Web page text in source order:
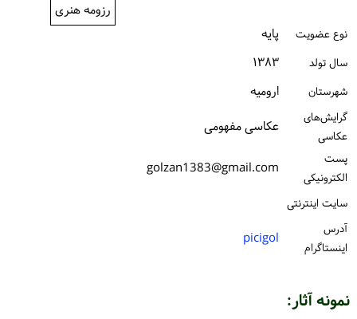
رزومه هنری
نوع عضویت پایه
سال تولد ۱۳۸۳
شهرستان ارومیه
گرایش‌های
عکاسی
عکاسی مفهومی
پست
الكترونیكی
golzan1383@gmail.com
سایت اینترنتی
آدرس
اینستاگرام
picigol
نمونه آثار: